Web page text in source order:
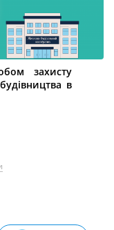
захисту
в